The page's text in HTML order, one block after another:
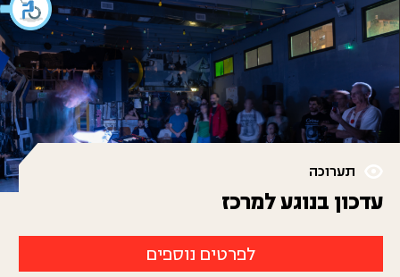
תערוכה
עדכון בנוגע למרכז
לפרטים נוספים